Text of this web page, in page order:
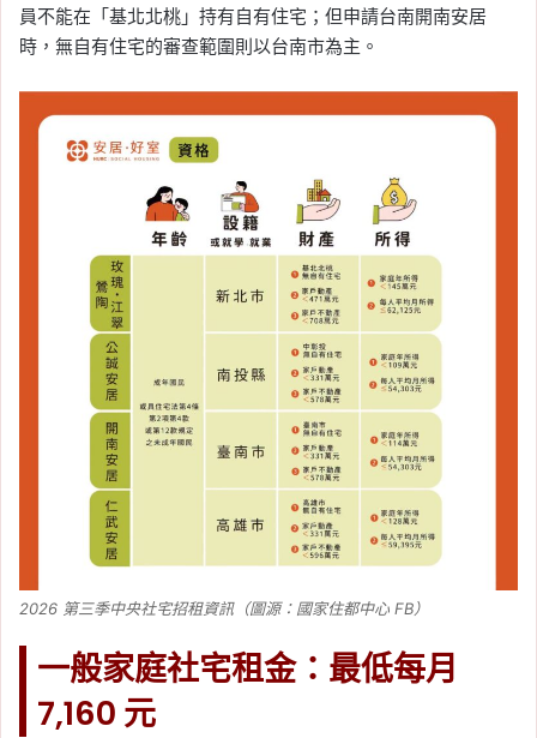
員不能在「基北北桃」持有自有住宅；但申請台南開南安居
時，無自有住宅的審查範圍則以台南市為主。
2026 第三季中央社宅招租資訊（圖源：國家住都中心 FB）
一般家庭社宅租金：最低每月
7,160 元